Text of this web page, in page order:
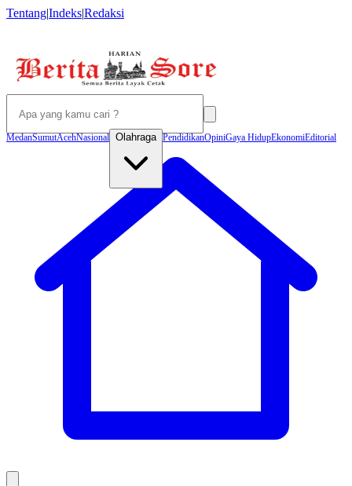
Tentang|Indeks|Redaksi
MedanSumutAcehNasional Olahraga PendidikanOpiniGaya HidupEkonomiEditorial